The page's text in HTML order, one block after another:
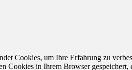
Cookies, um Ihre Erfahrung zu
Cookies in Ihrem Browser